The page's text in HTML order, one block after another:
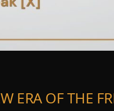
ERA OF THE